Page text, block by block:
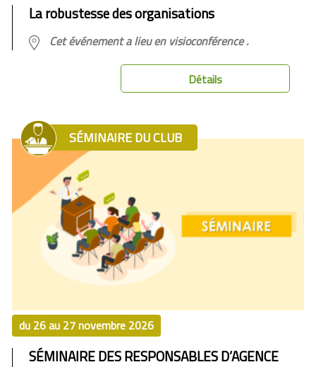
La robustesse des organisations
Cet événement a lieu en visioconférence .
Détails
SÉMINAIRE DU CLUB
du 26 au 27 novembre 2026
SÉMINAIRE DES RESPONSABLES D’AGENCE